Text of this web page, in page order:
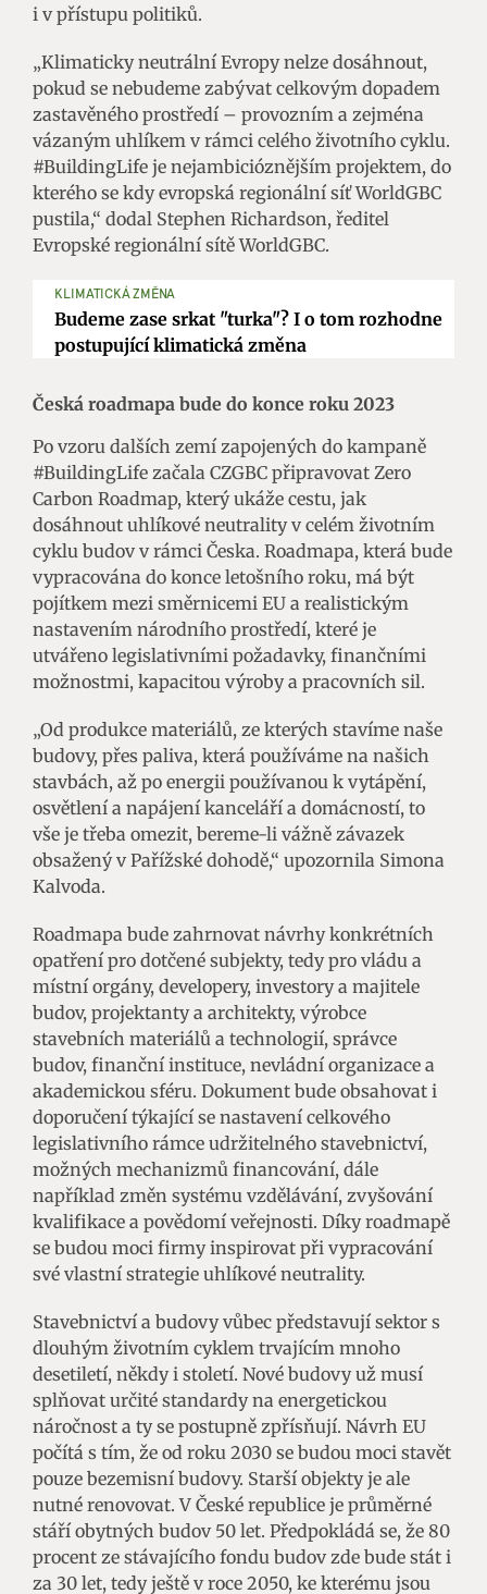
i v přístupu politiků.
„Klimaticky neutrální Evropy nelze dosáhnout,
pokud se nebudeme zabývat celkovým dopadem
zastavěného prostředí – provozním a zejména
vázaným uhlíkem v rámci celého životního cyklu.
#BuildingLife je nejambicióznějším projektem, do
kterého se kdy evropská regionální síť WorldGBC
pustila,“ dodal Stephen Richardson, ředitel
Evropské regionální sítě WorldGBC.
KLIMATICKÁ ZMĚNA
Budeme zase srkat "turka"? I o tom rozhodne
postupující klimatická změna
Česká roadmapa bude do konce roku 2023
Po vzoru dalších zemí zapojených do kampaně
#BuildingLife začala CZGBC připravovat Zero
Carbon Roadmap, který ukáže cestu, jak
dosáhnout uhlíkové neutrality v celém životním
cyklu budov v rámci Česka. Roadmapa, která bude
vypracována do konce letošního roku, má být
pojítkem mezi směrnicemi EU a realistickým
nastavením národního prostředí, které je
utvářeno legislativními požadavky, finančními
možnostmi, kapacitou výroby a pracovních sil.
„Od produkce materiálů, ze kterých stavíme naše
budovy, přes paliva, která používáme na našich
stavbách, až po energii používanou k vytápění,
osvětlení a napájení kanceláří a domácností, to
vše je třeba omezit, bereme-li vážně závazek
obsažený v Pařížské dohodě,“ upozornila Simona
Kalvoda.
Roadmapa bude zahrnovat návrhy konkrétních
opatření pro dotčené subjekty, tedy pro vládu a
místní orgány, developery, investory a majitele
budov, projektanty a architekty, výrobce
stavebních materiálů a technologií, správce
budov, finanční instituce, nevládní organizace a
akademickou sféru. Dokument bude obsahovat i
doporučení týkající se nastavení celkového
legislativního rámce udržitelného stavebnictví,
možných mechanizmů financování, dále
například změn systému vzdělávání, zvyšování
kvalifikace a povědomí veřejnosti. Díky roadmapě
se budou moci firmy inspirovat při vypracování
své vlastní strategie uhlíkové neutrality.
Stavebnictví a budovy vůbec představují sektor s
dlouhým životním cyklem trvajícím mnoho
desetiletí, někdy i století. Nové budovy už musí
splňovat určité standardy na energetickou
náročnost a ty se postupně zpřísňují. Návrh EU
počítá s tím, že od roku 2030 se budou moci stavět
pouze bezemisní budovy. Starší objekty je ale
nutné renovovat. V České republice je průměrné
stáří obytných budov 50 let. Předpokládá se, že 80
procent ze stávajícího fondu budov zde bude stát i
za 30 let, tedy ještě v roce 2050, ke kterému jsou